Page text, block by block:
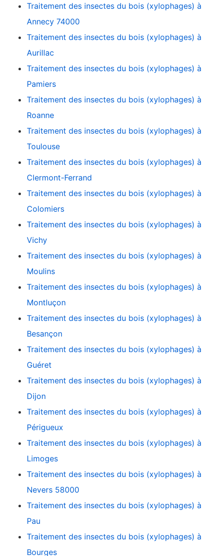
Traitement des insectes du bois (xylophages) à
Annecy 74000
Traitement des insectes du bois (xylophages) à
Aurillac
Traitement des insectes du bois (xylophages) à
Pamiers
Traitement des insectes du bois (xylophages) à
Roanne
Traitement des insectes du bois (xylophages) à
Toulouse
Traitement des insectes du bois (xylophages) à
Clermont-Ferrand
Traitement des insectes du bois (xylophages) à
Colomiers
Traitement des insectes du bois (xylophages) à
Vichy
Traitement des insectes du bois (xylophages) à
Moulins
Traitement des insectes du bois (xylophages) à
Montluçon
Traitement des insectes du bois (xylophages) à
Besançon
Traitement des insectes du bois (xylophages) à
Guéret
Traitement des insectes du bois (xylophages) à
Dijon
Traitement des insectes du bois (xylophages) à
Périgueux
Traitement des insectes du bois (xylophages) à
Limoges
Traitement des insectes du bois (xylophages) à
Nevers 58000
Traitement des insectes du bois (xylophages) à
Pau
Traitement des insectes du bois (xylophages) à
Bourges